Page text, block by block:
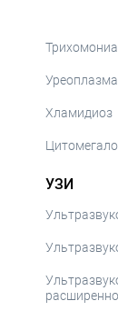
Уреоплазма
Хламидиоз
УЗИ